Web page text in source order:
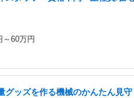
～60万円
グッズを作る機械のかんたん見